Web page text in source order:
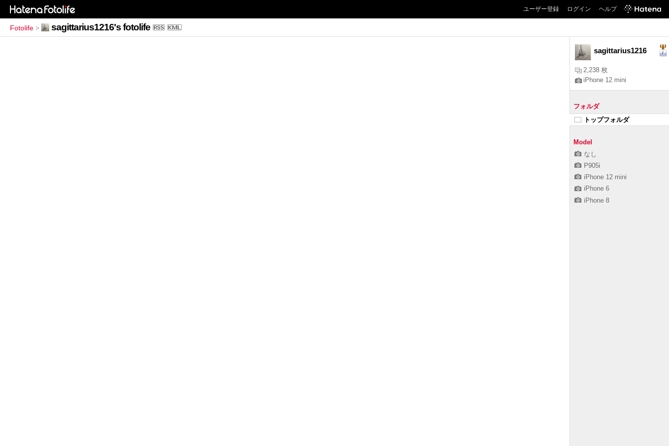
ユーザー登録 ログイン ヘルプ
Fotolife > sagittarius1216's fotolife
sagittarius1216
2,238 枚
iPhone 12 mini
フォルダ
トップフォルダ
Model
なし
P905i
iPhone 12 mini
iPhone 6
iPhone 8